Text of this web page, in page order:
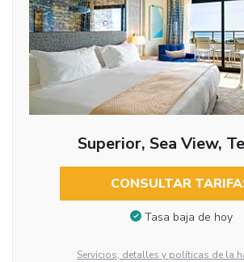
Superior, Sea View,
CONSULTAR
Tasa baja de hoy
Servicios, detalles y políticas de la